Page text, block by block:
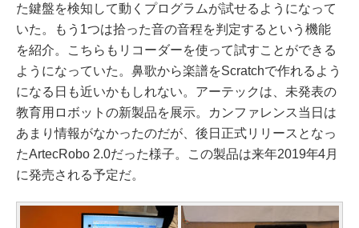
た鍵盤を検知して動くプログラムが試せるようになって
いた。もう1つは拾った音の音程を判定するという機能
を紹介。こちらもリコーダーを使って試すことができる
ようになっていた。鼻歌から楽譜をScratchで作れるよう
になる日も近いかもしれない。アーテックは、未発表の
教育用ロボットの新製品を展示。カンファレンス当日は
あまり情報がなかったのだが、後日正式リリースとなっ
たArtecRobo 2.0だった様子。この製品は来年2019年4月
に発売される予定だ。